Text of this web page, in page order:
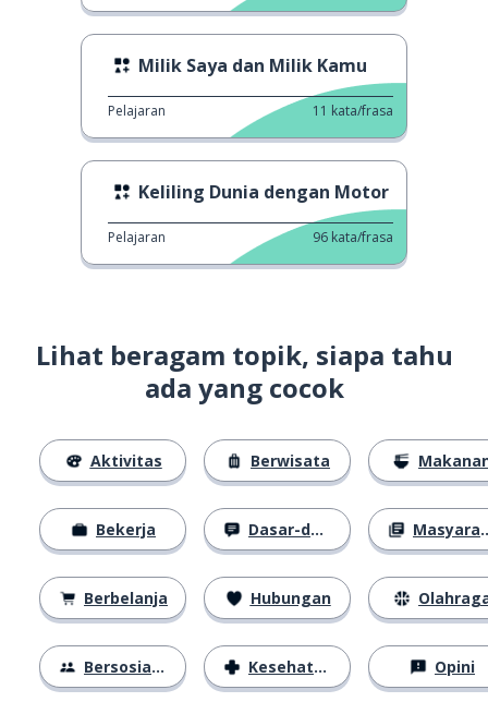
Milik Saya dan Milik Kamu
Pelajaran 11 kata/frasa
Keliling Dunia dengan Motor
Pelajaran 96 kata/frasa
Lihat beragam topik, siapa tahu
ada yang cocok
Aktivitas
Bekerja
Berbelanja
Bersosialisasi
Berwisata
Dasar-dasar
Hubungan
Kesehatan
Masyarakat
Opini